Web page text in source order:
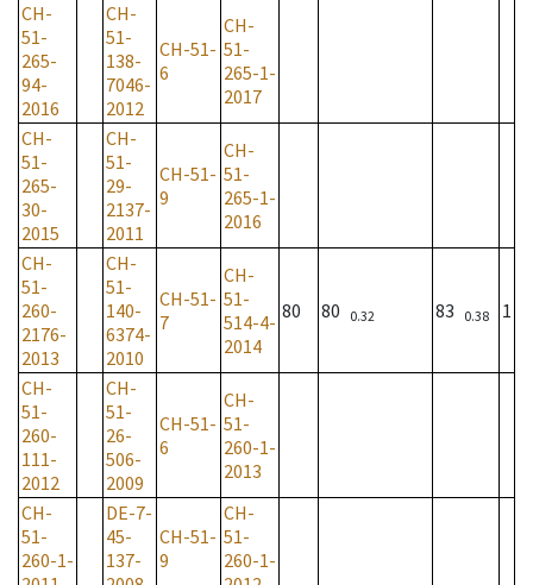
CH-
51-
265-
94-
2016
CH-
51-
138-
7046-
2012
CH-51-
6
CH-
51-
265-1-
2017
CH-
51-
265-
30-
2015
CH-
51-
29-
2137-
2011
CH-51-
9
CH-
51-
265-1-
2016
CH-
51-
260-
2176-
2013
CH-
51-
140-
6374-
2010
CH-51-
7
CH-
51-
514-4-
2014
80 80 0.32 83 0.38 1
CH-
51-
260-
111-
2012
CH-
51-
26-
506-
2009
CH-51-
6
CH-
51-
260-1-
2013
CH-
51-
260-1-
DE-7-
45-
137-
CH-51-
9
CH-
51-
260-1-